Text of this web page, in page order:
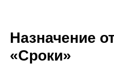
Назначение
«Сроки»